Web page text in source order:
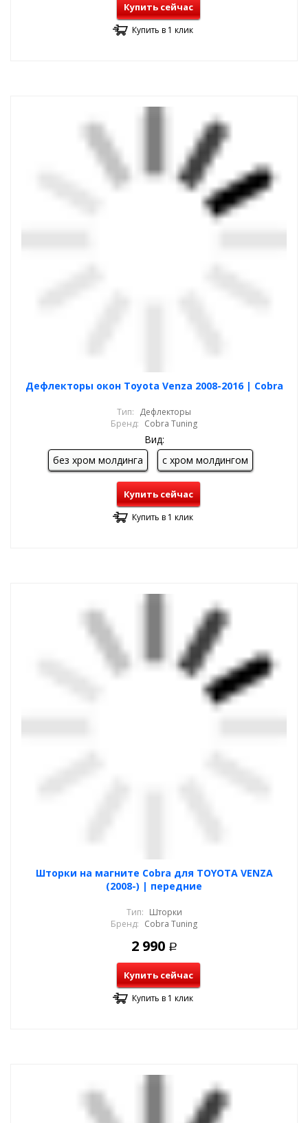
Купить сейчас
Купить в 1 клик
Дефлекторы окон Toyota Venza 2008-2016 | Cobra
Тип: Дефлекторы
Бренд: Cobra Tuning
Вид:
без хром молдинга
с хром молдингом
Купить сейчас
Купить в 1 клик
Шторки на магните Cobra для TOYOTA VENZA
(2008-) | передние
Тип: Шторки
Бренд: Cobra Tuning
2 990 Р
Купить сейчас
Купить в 1 клик